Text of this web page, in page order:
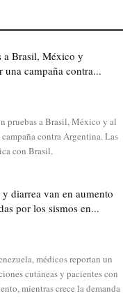
a Brasil, México y
una campaña contra...
pruebas a Brasil, México y al
contra Argentina. Las
con Brasil.
diarrea van en aumento
por los sismos en...
médicos reportan un
cutáneas y pacientes con
mientras crece la demanda